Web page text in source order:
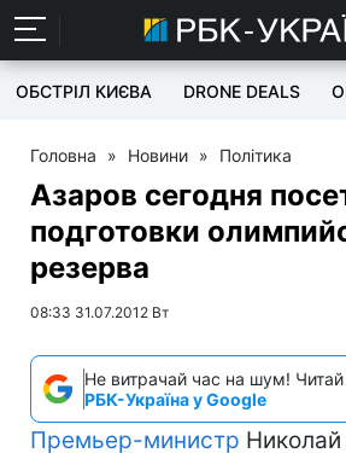
ОБСТРІЛ КИЄВА DRONE DEALS
Головна » Новини » Політика
Азаров сегодня
подготовки
резерва
08:33 31.07.2012 Вт
Не витрачай час на шум! Читай
РБК-Україна у Google
Премьер-министр Николай